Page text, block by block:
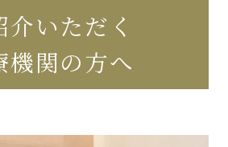
介いただく
機関の方へ